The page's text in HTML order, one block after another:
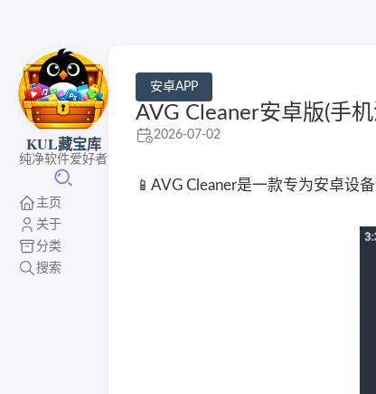
KUL藏宝库
纯净软件爱好者
主页
关于
分类
搜索
安卓APP
AVG Cleaner安卓版(手
2026-07-02
📱AVG Cleaner是一款专为安卓设